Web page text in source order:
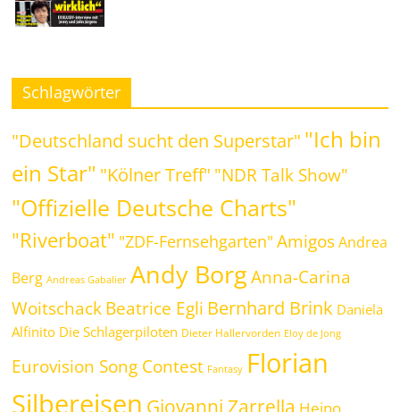
Schlagwörter
"Deutschland sucht den Superstar" "Ich bin
ein Star" "Kölner Treff" "NDR Talk Show"
"Offizielle Deutsche Charts"
"Riverboat" "ZDF-Fernsehgarten" Amigos Andrea
Berg Andreas Gabalier Andy Borg Anna-Carina
WoitschackBeatrice Egli Bernhard Brink Daniela
Alfinito Die Schlagerpiloten Dieter Hallervorden Eloy de Jong
Eurovision Song Contest Fantasy Florian
Silbereisen Giovanni Zarrella Heino